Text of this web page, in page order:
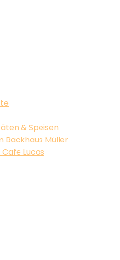
& Speisen
Backhaus Müller​
Lucas